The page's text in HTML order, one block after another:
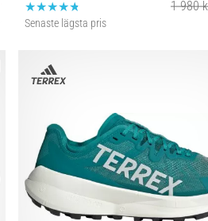
1 980
Senaste lägsta pris